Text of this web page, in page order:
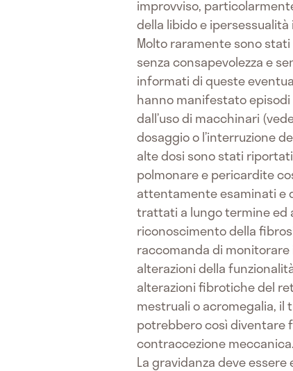
improvviso,
della libido e
Molto raramente sono
senza consapevolezza e
informati di queste
hanno manifestato
dall’uso di macchinari
dosaggio o l’interruzione
alte dosi sono stati
polmonare e pericardite
attentamente esaminati e
trattati a lungo termine ed
riconoscimento della
raccomanda di
alterazioni della
alterazioni fibrotiche del
mestruali o acromegalia,
potrebbero così diventare
contraccezione
La gravidanza deve